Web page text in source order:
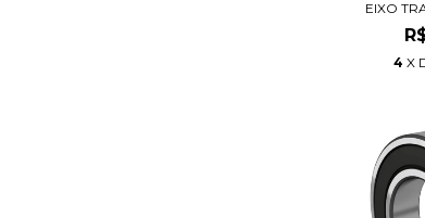
EIXO
4 X